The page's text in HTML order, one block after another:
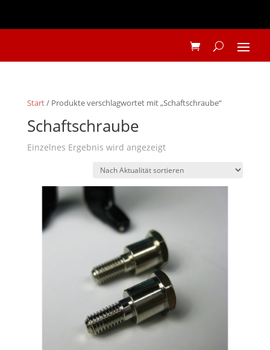
Start/ Produkte verschlagwortet mit „Schaftschraube“
Schaftschraube
Einzelnes Ergebnis wird angezeigt